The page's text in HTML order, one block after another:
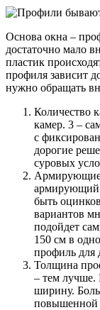
Основа окна –
достаточно мало
пластик
профиля зависит
нужно обращать
Количество
камер. 3 –
с
дорогие
суровых
Армирующие
армирующий
быть
вариантов
подойдет
150 см в
профиль для
Толщина
– тем лучше.
ширину.
повышенной